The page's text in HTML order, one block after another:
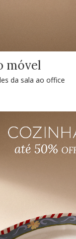
móvel
da sala ao office